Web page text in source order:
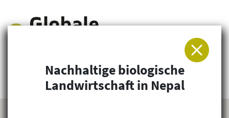
Arbeitsgemeinschaft für Entwicklung und
Humanitäre Hilfe
Nachhaltige biologische
Landwirtschaft in Nepal